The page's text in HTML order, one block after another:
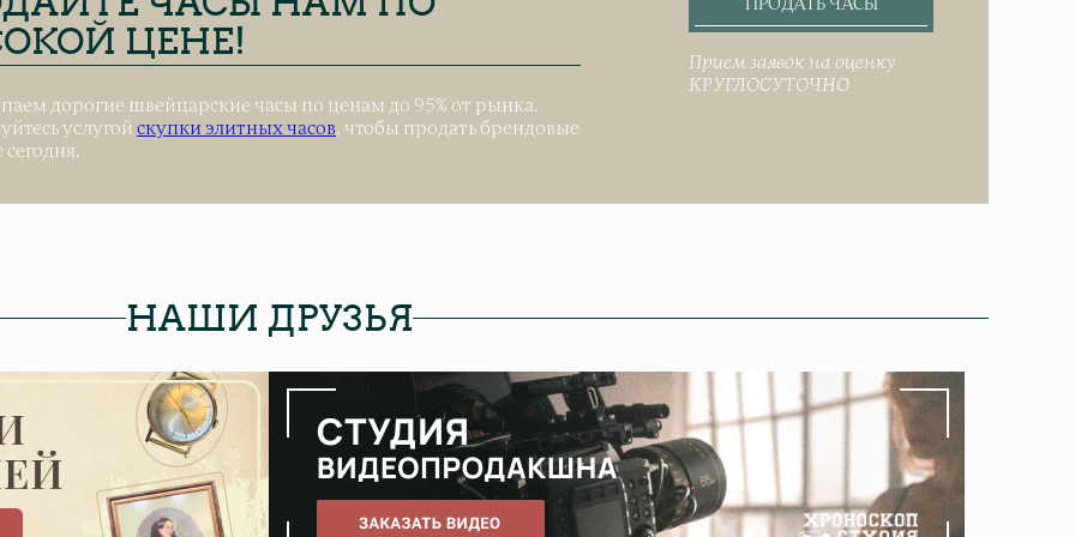
ЦЕНЕ!
дорогие швейцарские часы по ценам до 95% от рынка.
услугой скупки элитных часов, чтобы продать брендовые
ПРОДАТЬ ЧАСЫ
Прием заявок на оценку
КРУГЛОСУТОЧНО
НАШИ ДРУЗЬЯ